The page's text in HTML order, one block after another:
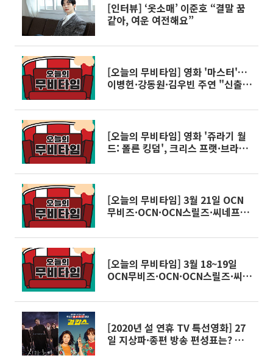
[인터뷰] ‘옷소매’ 이준호 “결말 꿈
같아, 여운 여전해요”
[오늘의 무비타임] 영화 '마스터'…
이병헌·강동원·김우빈 주연 "신출
장의 머리 싸움" - 6월 20일
[오늘의 무비타임] 영화 '쥬라기 월
드: 폴른 킹덤', 크리스 프랫·브라이
밖으로 나와버린 진화한 공룡들을
[오늘의 무비타임] 3월 21일 OCN
무비즈·OCN·OCN스릴즈·씨네프·
직·레디블레이어원·블랙 팬서·코
자의 기억법 등
[오늘의 무비타임] 3월 18~19일
OCN무비즈·OCN·OCN스릴즈·씨
형·우아한 거짓말·암살·가문의 위
·오션스8 등
[2020년 설 연휴 TV 특선영화] 27
일 지상파·종편 방송 편성표는? 신